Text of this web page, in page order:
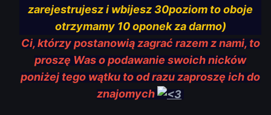
zarejestrujesz i wbijesz 30poziom to oboje
otrzymamy 10 oponek za darmo)
Ci, którzy postanowią zagrać razem z nami, to
proszę Was o podawanie swoich nicków
poniżej tego wątku to od razu zaproszę ich do
znajomych